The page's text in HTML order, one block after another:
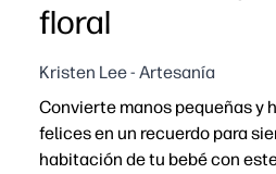
floral
Kristen Lee - Artesanía
Convierte manos pequeñas y
felices en un recuerdo para
habitación de tu bebé con